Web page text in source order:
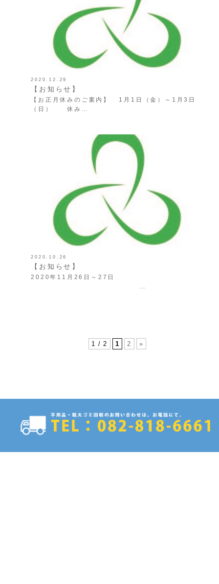
2020.12.29
【お知らせ】
【お正月休みのご案内】 1月1日（金）～1月3日
（日） 休み…
2020.10.26
【お知らせ】
2020年11月26日～27日
1 / 2 1 2 »